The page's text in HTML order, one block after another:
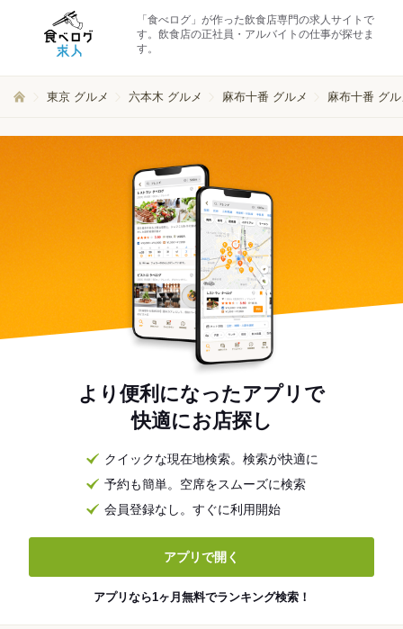
「食べログ」が作った飲食店専門の求人サイトで
す。飲食店の正社員・アルバイトの仕事が探せま
す。
東京 グルメ 六本木 グルメ 麻布十番 グルメ 麻布十番 グ
より便利になったアプリで
快適にお店探し
クイックな現在地検索。検索が快適に
予約も簡単。空席をスムーズに検索
会員登録なし。すぐに利用開始
アプリで開く
アプリなら1ヶ月無料でランキング検索！